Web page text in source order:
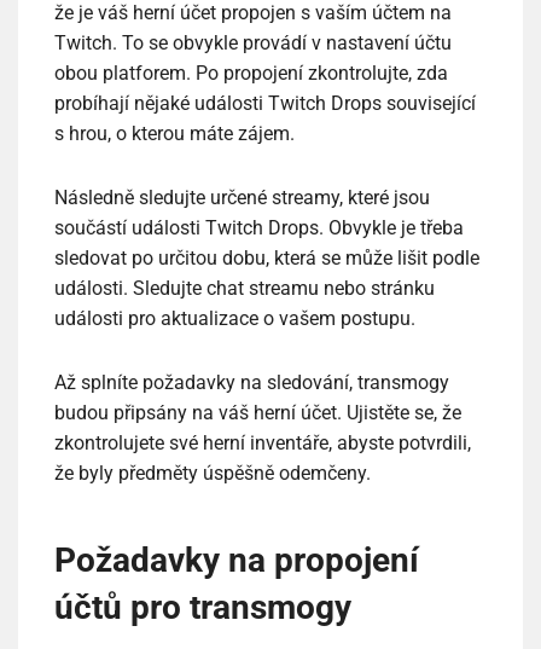
že je váš herní účet propojen s vaším účtem na
Twitch. To se obvykle provádí v nastavení účtu
obou platforem. Po propojení zkontrolujte, zda
probíhají nějaké události Twitch Drops související
s hrou, o kterou máte zájem.
Následně sledujte určené streamy, které jsou
součástí události Twitch Drops. Obvykle je třeba
sledovat po určitou dobu, která se může lišit podle
události. Sledujte chat streamu nebo stránku
události pro aktualizace o vašem postupu.
Až splníte požadavky na sledování, transmogy
budou připsány na váš herní účet. Ujistěte se, že
zkontrolujete své herní inventáře, abyste potvrdili,
že byly předměty úspěšně odemčeny.
Požadavky na propojení
účtů pro transmogy